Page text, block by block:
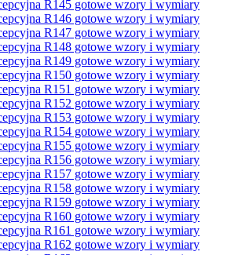
R145 gotowe wzory i wymiary
R146 gotowe wzory i wymiary
R147 gotowe wzory i wymiary
R148 gotowe wzory i wymiary
R149 gotowe wzory i wymiary
R150 gotowe wzory i wymiary
R151 gotowe wzory i wymiary
R152 gotowe wzory i wymiary
R153 gotowe wzory i wymiary
R154 gotowe wzory i wymiary
R155 gotowe wzory i wymiary
R156 gotowe wzory i wymiary
R157 gotowe wzory i wymiary
R158 gotowe wzory i wymiary
R159 gotowe wzory i wymiary
R160 gotowe wzory i wymiary
R161 gotowe wzory i wymiary
R162 gotowe wzory i wymiary